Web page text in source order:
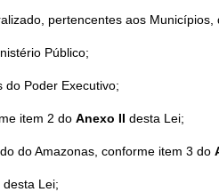
pertencentes aos
Público;
do Poder Executivo;
item 2 doAnexo II desta Lei;
do Amazonas, conforme item 3 do
desta Lei;